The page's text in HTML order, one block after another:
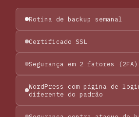
Rotina de backup semanal
Certificado SSL
Segurança em 2 fatores (2FA)
WordPress com página de
diferente do padrão